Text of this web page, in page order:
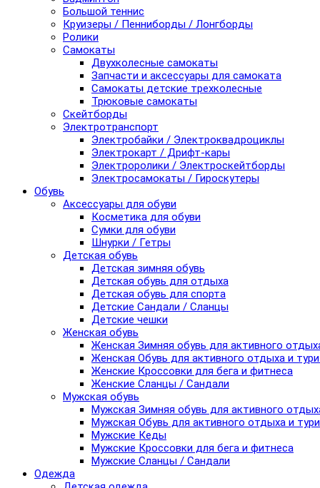
Большой теннис
Круизеры / Пенниборды / Лонгборды
Ролики
Самокаты
Двухколесные самокаты
Запчасти и аксессуары для самоката
Самокаты детские трехколесные
Трюковые самокаты
Скейтборды
Электротранспорт
Электробайки / Электроквадроциклы
Электрокарт / Дрифт-кары
Электроролики / Электроскейтборды
Электросамокаты / Гироскутеры
Обувь
Аксессуары для обуви
Косметика для обуви
Сумки для обуви
Шнурки / Гетры
Детская обувь
Детская зимняя обувь
Детская обувь для отдыха
Детская обувь для спорта
Детские Сандали / Сланцы
Детские чешки
Женская обувь
Женская Зимняя обувь для активного
Женская Обувь для активного отдыха и
Женские Кроссовки для бега и фитнеса
Женские Сланцы / Сандали
Мужская обувь
Мужская Зимняя обувь для активного
Мужская Обувь для активного отдыха и
Мужские Кеды
Мужские Кроссовки для бега и фитнеса
Мужские Сланцы / Сандали
Одежда